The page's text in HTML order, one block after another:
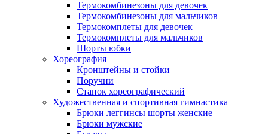
Термокомбинезоны для девочек
Термокомбинезоны для мальчиков
Термокомплеты для девочек
Термокомплеты для мальчиков
Шорты юбки
Хореография
Кронштейны и стойки
Поручни
Станок хореографический
Художественная и спортивная гимнастика
Брюки леггинсы шорты женские
Брюки мужские